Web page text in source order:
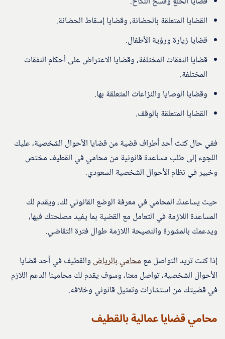
القضايا المتعلقة بالحضانة، وقضايا إسقاط الحضانة.
قضايا زيارة ورؤية الأطفال.
قضايا النفقات المختلفة، وقضايا الاعتراض على أحكام النفقات
المختلفة.
وقضايا الوصايا والنزاعات المتعلقة بها.
القضايا المتعلقة بالوقف.
ففي حال كنت أحد أطراف قضية من قضايا الأحوال الشخصية، عليك
اللجوء إلى طلب مساعدة قانونية من محامي في القطيف مختص
وخبير في نظام الأحوال الشخصية السعودي.
حيث يساعدك المحامي في معرفة الوضع القانوني لك، ويقدم لك
المساعدة اللازمة في التعامل مع القضية بما يفيد مصلحتك فيها،
ويدعمك بالمشورة والنصيحة اللازمة طوال فترة التقاضي.
إذا كنت تريد التواصل معمحامي بالرياض والقطيف في أحد قضايا
الأحوال الشخصية، تواصل معنا، وسوف يقدم لك محامينا الدعم اللازم
في قضيتك من استشارات وتمثيل قانوني وخلافه.
محامي قضايا عمالية بالقطيف